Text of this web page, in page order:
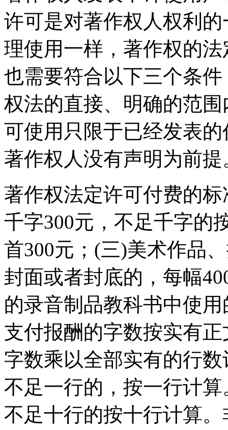
许可是对著作权人权利
理使用一样，著作权的
也需要符合以下三个条
权法的直接、明确的范
可使用只限于已经发表
著作权人没有声明为前提
著作权法定许可付费的
千字300元，不足千字的
首300元；(三)美术作品
封面或者封底的，每幅
的录音制品教科书中使
支付报酬的字数按实有
字数乘以全部实有的行
不足一行的，按一行计
不足十行的按十行计算